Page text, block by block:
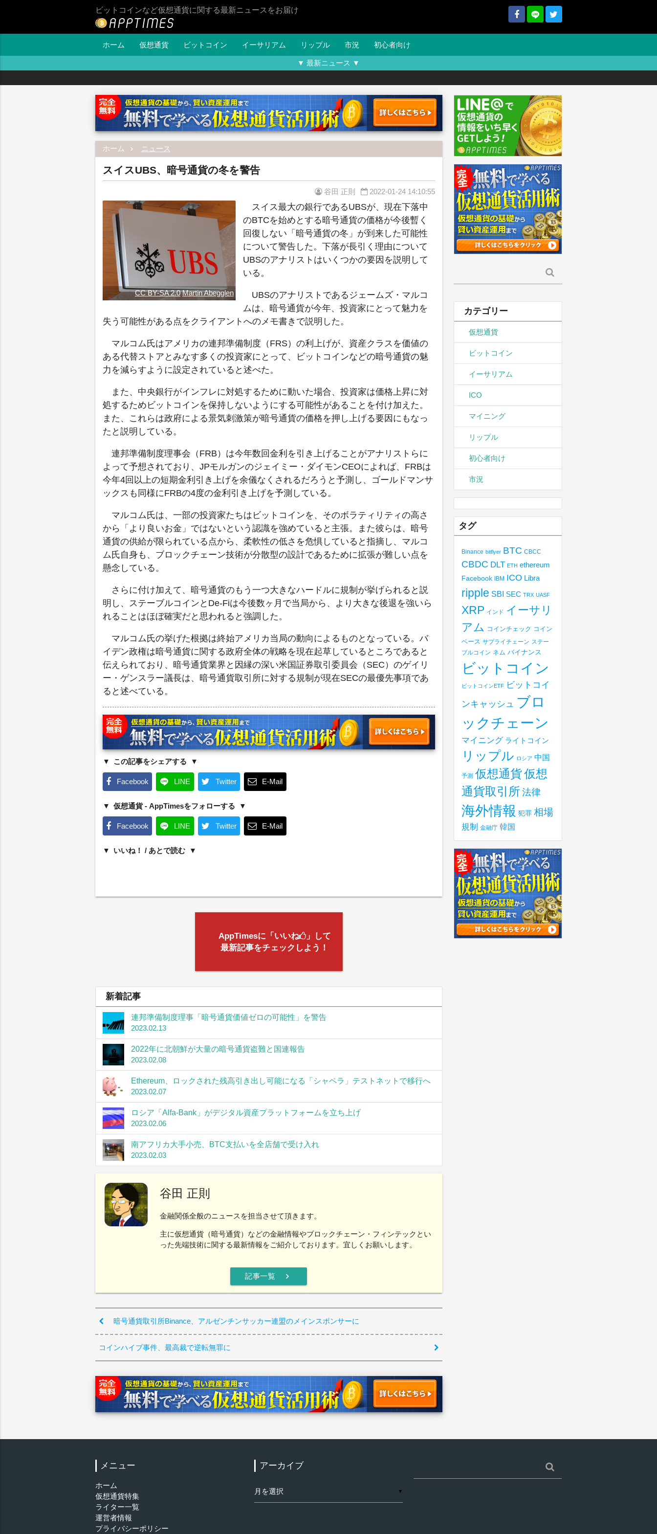
ビットコインなど仮想通貨に関する最新ニュースをお届け
ホーム 仮想通貨 ビットコイン イーサリアム リップル 市況 初心者向け
▼ 最新ニュース ▼
ホーム ニュース
スイスUBS、暗号通貨の冬を警告
谷田 正則 2022-01-24 14:10:55
CC BY-SA 2.0 Martin Abegglen
スイス最大の銀行であるUBSが、現在下落中
のBTCを始めとする暗号通貨の価格が今後暫く
回復しない「暗号通貨の冬」が到来した可能性
について警告した。下落が長引く理由について
UBSのアナリストはいくつかの要因を説明して
いる。
UBSのアナリストであるジェームズ・マルコ
ムは、暗号通貨が今年、投資家にとって魅力を
失う可能性がある点をクライアントへのメモ書きで説明した。
マルコム氏はアメリカの連邦準備制度（FRS）の利上げが、資産クラスを価値の
ある代替ストアとみなす多くの投資家にとって、ビットコインなどの暗号通貨の魅
力を減らすように設定されていると述べた。
また、中央銀行がインフレに対処するために動いた場合、投資家は価格上昇に対
処するためビットコインを保持しないようにする可能性があることを付け加えた。
また、これらは政府による景気刺激策が暗号通貨の価格を押し上げる要因にもなっ
たと説明している。
連邦準備制度理事会（FRB）は今年数回金利を引き上げることがアナリストらに
よって予想されており、JPモルガンのジェイミー・ダイモンCEOによれば、FRBは
今年4回以上の短期金利引き上げを余儀なくされるだろうと予測し、ゴールドマンサ
ックスも同様にFRBの4度の金利引き上げを予測している。
マルコム氏は、一部の投資家たちはビットコインを、そのボラティリティの高さ
から「より良いお金」ではないという認識を強めていると主張。また彼らは、暗号
通貨の供給が限られている点から、柔軟性の低さを危惧していると指摘し、マルコ
ム氏自身も、ブロックチェーン技術が分散型の設計であるために拡張が難しい点を
懸念している。
さらに付け加えて、暗号通貨のもう一つ大きなハードルに規制が挙げられると説
明し、ステーブルコインとDe-Fiは今後数ヶ月で当局から、より大きな後退を強いら
れることはほぼ確実だと思われると強調した。
マルコム氏の挙げた根拠は終始アメリカ当局の動向によるものとなっている。バ
イデン政権は暗号通貨に関する政府全体の戦略を現在起草しているところであると
伝えられており、暗号通貨業界と因縁の深い米国証券取引委員会（SEC）のゲイリ
ー・ゲンスラー議長は、暗号通貨取引所に対する規制が現在SECの最優先事項であ
ると述べている。
この記事をシェアする
Facebook LINE Twitter E-Mail
仮想通貨 - AppTimesをフォローする
Facebook LINE Twitter E-Mail
いいね！ / あとで読む
AppTimesに「いいね
」して
最新記事をチェックしよう！
新着記事
連邦準備制度理事「暗号通貨価値ゼロの可能性」を警告
2023.02.13
2022年に北朝鮮が大量の暗号通貨盗難と国連報告
2023.02.08
Ethereum、ロックされた残高引き出し可能になる「シャペラ」テストネットで移行へ
2023.02.07
ロシア「Alfa-Bank」がデジタル資産プラットフォームを立ち上げ
2023.02.06
南アフリカ大手小売、BTC支払いを全店舗で受け入れ
2023.02.03
谷田 正則
金融関係全般のニュースを担当させて頂きます。
主に仮想通貨（暗号通貨）などの金融情報やブロックチェーン・フィンテックとい
った先端技術に関する最新情報をご紹介しております。宜しくお願いします。
記事一覧 chevron_right
暗号通貨取引所Binance、アルゼンチンサッカー連盟のメインスポンサーに
コインハイブ事件、最高裁で逆転無罪に
索:
カテゴリー
仮想通貨
ビットコイン
イーサリアム
ICO
マイニング
リップル
初心者向け
市況
タグ
Binance bitflyer BTC CBCC
CBDC DLT ETH ethereum
Facebook IBM ICO Libra
ripple SBI SEC TRX UASF
XRP インド イーサリ
アム コインチェック コイン
ベース サプライチェーン ステー
ブルコイン ネム バイナンス
ビットコイン
ビットコインETF
ビットコイ
ンキャッシュ ブロ
ックチェーン
マイニング ライトコイン
リップル ロシア 中国
予測 仮想通貨仮想
通貨取引所 法律
海外情報 犯罪 相場
規制 金融庁 韓国
メニュー
ホーム
仮想通貨特集
ライター一覧
運営者情報
プライバシーポリシー
アーカイブ
ー
カ
▼
索: